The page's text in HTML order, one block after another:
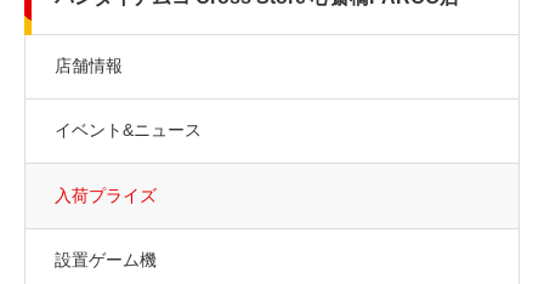
店舗情報
イベント&ニュース
入荷プライズ
設置ゲーム機